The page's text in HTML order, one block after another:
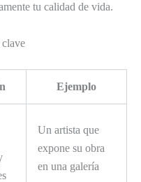
tu calidad de vida.
clave
Ejemplo
Un artista que
expone su obra
en una galería